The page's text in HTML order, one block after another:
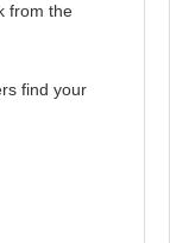
from the
find your